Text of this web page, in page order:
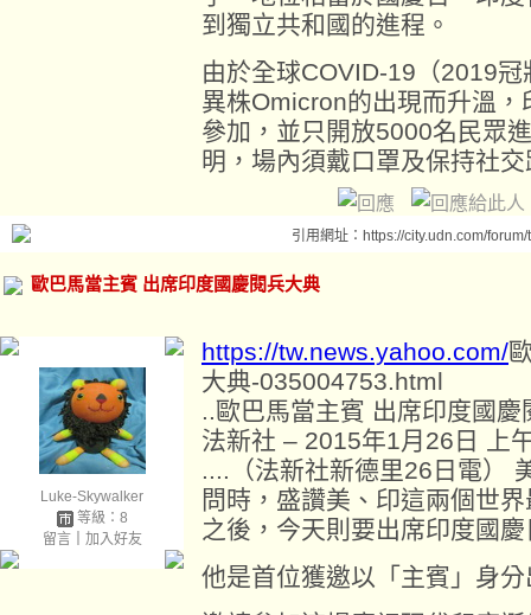
到獨立共和國的進程。
由於全球COVID-19（2019
異株Omicron的出現而升溫
參加，並只開放5000名民眾
明，場內須戴口罩及保持社
引用網址：https://city.udn.com/
歐巴馬當主賓 出席印度國慶閱兵大典
Luke-Skywalker
等級：8
留言｜ 加入好友
https://tw.news.yahoo.com/
大典-035004753.html
..歐巴馬當主賓 出席印度國慶
法新社 – 2015年1月26日 上
....（法新社新德里26日電）
問時，盛讚美、印這兩個世
之後，今天則要出席印度國
他是首位獲邀以「主賓」身